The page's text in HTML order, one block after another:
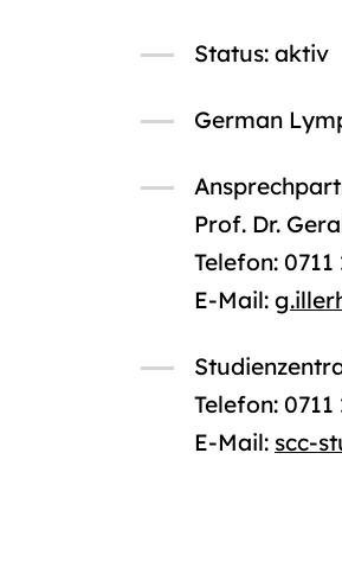
Status: aktiv
German
Prof. Dr.
Telefon: 0711
E-Mail:
Telefon:
E-Mail: scc-